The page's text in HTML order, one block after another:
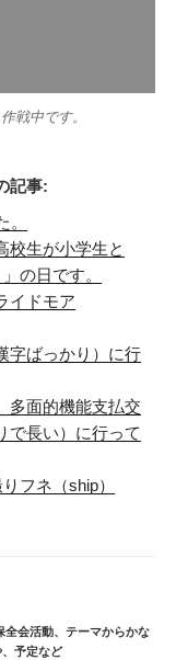
戦中です。
記事:
校生が小学生と
の日です。
イドモア
字ばっかり）に行
多面的機能支払交
で長い）に行って
フネ（ship）
全会活動、 テーマからかな
予定など